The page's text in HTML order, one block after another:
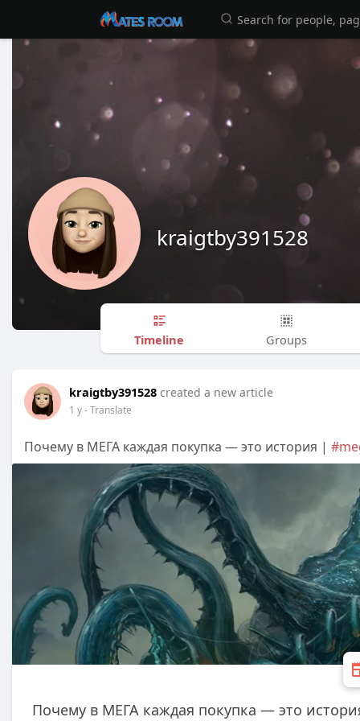
kraigtby391528
Timeline Groups
kraigtby391528 created a new article
1 y- Translate
Почему в МЕГА каждая покупка — это история |
Почему в МЕГА каждая покупка — это